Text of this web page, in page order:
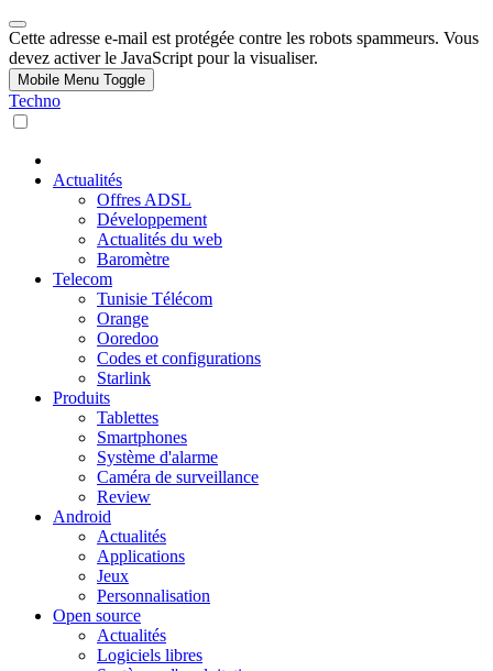
Cette adresse e-mail est protégée contre les robots spammeurs. Vous
devez activer le JavaScript pour la visualiser.
Mobile Menu Toggle
Techno
Actualités
Offres ADSL
Développement
Actualités du web
Baromètre
Telecom
Tunisie Télécom
Orange
Ooredoo
Codes et configurations
Starlink
Produits
Tablettes
Smartphones
Système d'alarme
Caméra de surveillance
Review
Android
Actualités
Applications
Jeux
Personnalisation
Open source
Actualités
Logiciels libres